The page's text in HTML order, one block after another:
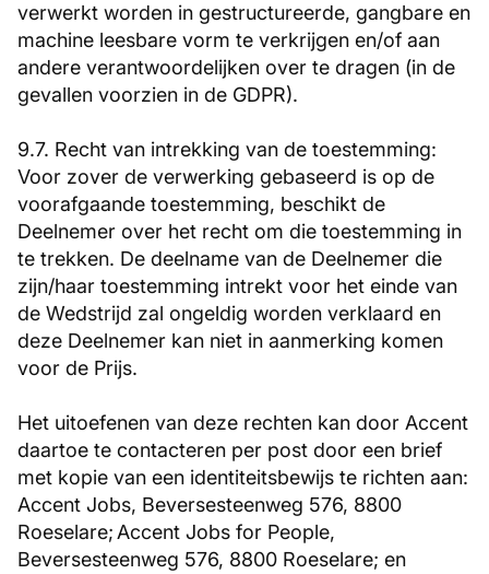
verwerkt worden in gestructureerde, gangbare en
machine leesbare vorm te verkrijgen en/of aan
andere verantwoordelijken over te dragen (in de
gevallen voorzien in de GDPR).
9.7. Recht van intrekking van de toestemming:
Voor zover de verwerking gebaseerd is op de
voorafgaande toestemming, beschikt de
Deelnemer over het recht om die toestemming in
te trekken. De deelname van de Deelnemer die
zijn/haar toestemming intrekt voor het einde van
de Wedstrijd zal ongeldig worden verklaard en
deze Deelnemer kan niet in aanmerking komen
voor de Prijs.
Het uitoefenen van deze rechten kan door Accent
daartoe te contacteren per post door een brief
met kopie van een identiteitsbewijs te richten aan:
Accent Jobs, Beversesteenweg 576, 8800
Roeselare; Accent Jobs for People,
Beversesteenweg 576, 8800 Roeselare; en